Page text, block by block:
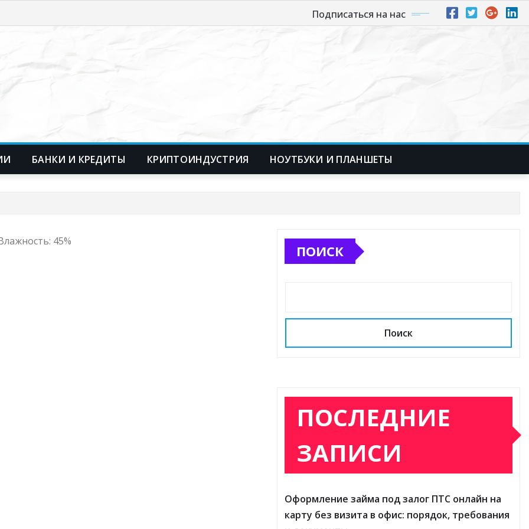
Подписаться на нас
БАНКИ И КРЕДИТЫ КРИПТОИНДУСТРИЯ НОУТБУКИ И ПЛАНШЕТЫ
45%
ПОИСК
Поиск
ПОСЛЕДНИЕ
ЗАПИСИ
Оформление займа под залог ПТС онлайн на
карту без визита в офис: порядок, требования